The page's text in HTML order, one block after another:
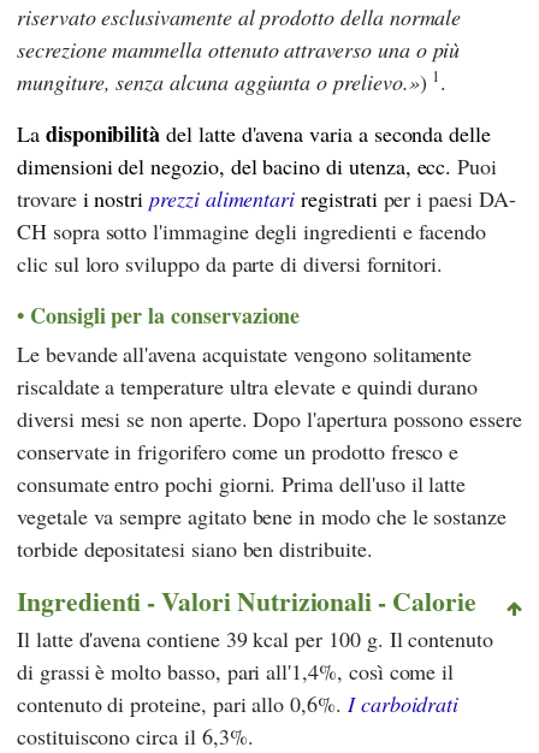
riservato esclusivamente al prodotto della normale
secrezione mammella ottenuto attraverso una o più
mungiture, senza alcuna aggiunta o prelievo. ) 1 .
La disponibilità del latte d'avena varia a seconda delle
dimensioni del negozio, del bacino di utenza, ecc. Puoi
trovare i nostriprezzi alimentari registrati per i paesi DA-
CH sopra sotto l'immagine degli ingredienti e facendo
clic sul loro sviluppo da parte di diversi fornitori.
Consigli per la conservazione
Le bevande all'avena acquistate vengono solitamente
riscaldate a temperature ultra elevate e quindi durano
diversi mesi se non aperte. Dopo l'apertura possono essere
conservate in frigorifero come un prodotto fresco e
consumate entro pochi giorni. Prima dell'uso il latte
vegetale va sempre agitato bene in modo che le sostanze
torbide depositatesi siano ben distribuite.
Ingredienti - Valori Nutrizionali - Calorie
Il latte d'avena contiene 39 kcal per 100 g. Il contenuto
di grassi è molto basso, pari all'1,4%, così come il
contenuto di proteine, pari allo 0,6%. I carboidrati
costituiscono circa il 6,3%.